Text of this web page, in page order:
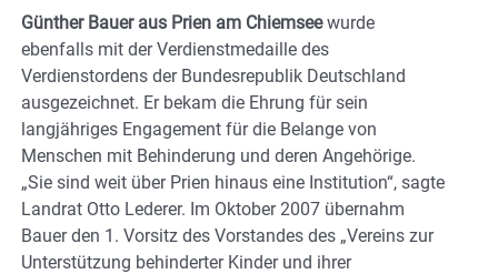
Günther Bauer aus Prien am Chiemseewurde
ebenfalls mit der Verdienstmedaille des
Verdienstordens der Bundesrepublik Deutschland
ausgezeichnet. Er bekam die Ehrung für sein
langjähriges Engagement für die Belange von
Menschen mit Behinderung und deren Angehörige.
„Sie sind weit über Prien hinaus eine Institution“, sagte
Landrat Otto Lederer. Im Oktober 2007 übernahm
Bauer den 1. Vorsitz des Vorstandes des „Vereins zur
Unterstützung behinderter Kinder und ihrer